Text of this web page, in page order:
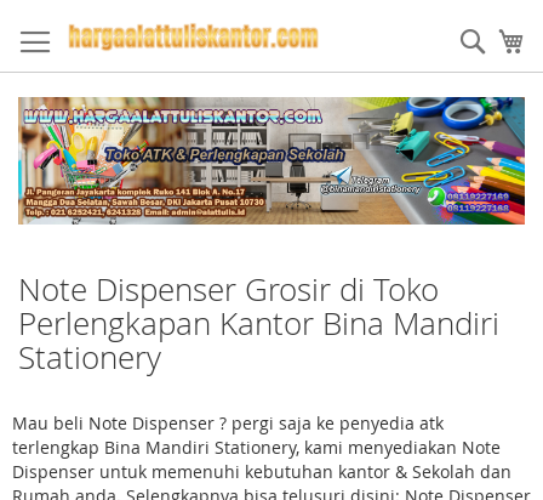
to
Content
Note Dispenser Grosir di Toko
Perlengkapan Kantor Bina Mandiri
Stationery
Mau beli Note Dispenser ? pergi saja ke penyedia atk
terlengkap Bina Mandiri Stationery, kami menyediakan Note
Dispenser untuk memenuhi kebutuhan kantor & Sekolah dan
Rumah anda. Selengkapnya bisa telusuri disini: Note Dispenser